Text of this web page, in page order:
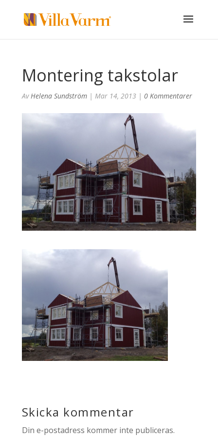
Montering takstolar
AvHelena Sundström| Mar 14, 2013| 0 Kommentarer
Skicka kommentar
Din e-postadress kommer inte publiceras.